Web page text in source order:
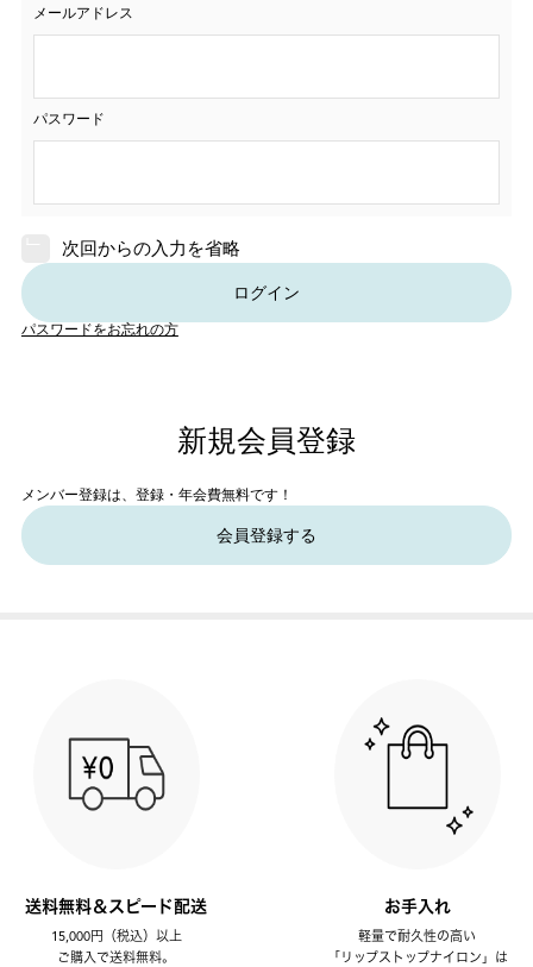
メールアドレス
パスワード
次回からの入力を省略
ログイン
パスワードをお忘れの方
新規会員登録
メンバー登録は、登録・年会費無料です！
会員登録する
送料無料＆スピード配送
15,000円（税込）以上
ご購入で送料無料。
お手入れ
軽量で耐久性の高い
「リップストップナイロン」は